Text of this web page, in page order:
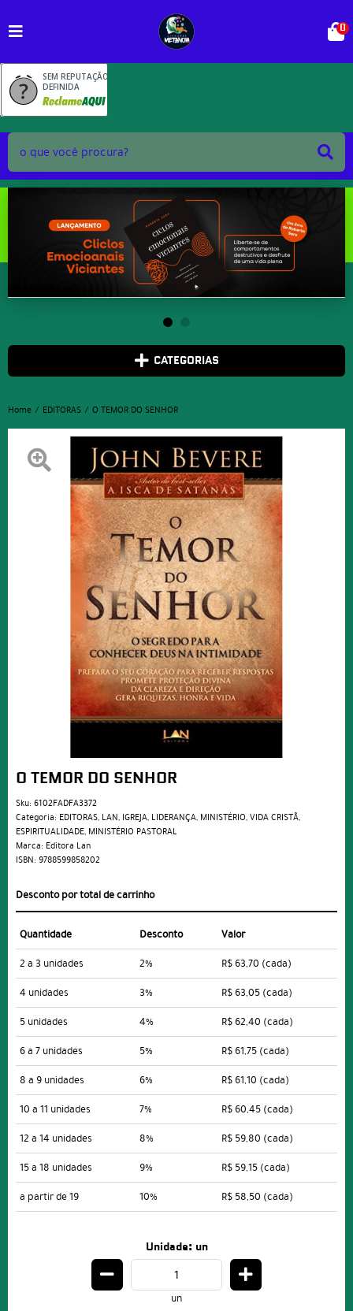
SEM REPUTAÇÃO
DEFINIDA
0
CATEGORIAS
Home EDITORAS O TEMOR DO SENHOR
O TEMOR DO SENHOR
Sku: 6102FADFA3372
Categoria: EDITORAS, LAN, IGREJA, LIDERANÇA, MINISTÉRIO,VIDA CRISTÃ,
ESPIRITUALIDADE, MINISTÉRIO PASTORAL
Marca: Editora Lan
ISBN: 9788599858202
Desconto por total de carrinho
Quantidade Desconto
Valor
2 a 3 unidades
2% R$ 63,70 (cada)
4 unidades
3% R$ 63,05 (cada)
5 unidades
4% R$ 62,40 (cada)
6 a 7 unidades
5% R$ 61,75 (cada)
8 a 9 unidades
6% R$ 61,10 (cada)
10 a 11 unidades
7% R$ 60,45 (cada)
12 a 14 unidades
8% R$ 59,80 (cada)
15 a 18 unidades
9% R$ 59,15 (cada)
a partir de 19
10% R$ 58,50 (cada)
Unidade: un
un